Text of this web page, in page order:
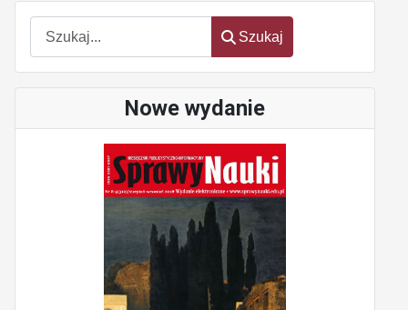
Szukaj
Szukaj
Nowe wydanie